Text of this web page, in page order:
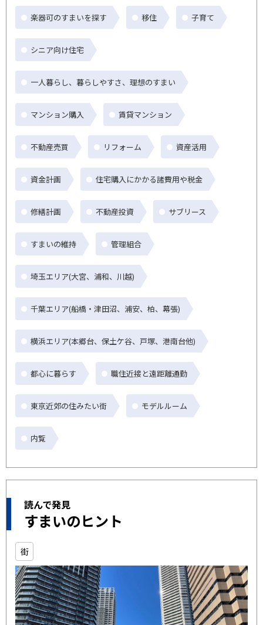
楽器可のすまいを探す 移住 子育て
シニア向け住宅
一人暮らし、暮らしやすさ、理想のすまい
マンション購入 賃貸マンション
不動産売買 リフォーム 資産活用
資金計画 住宅購入にかかる諸費用や税金
修繕計画 不動産投資 サブリース
すまいの維持 管理組合
埼玉エリア(大宮、浦和、川越)
千葉エリア(船橋・津田沼、浦安、柏、幕張)
横浜エリア(本郷台、保土ケ谷、戸塚、港南台他)
都心に暮らす 職住近接と遠距離通勤
東京近郊の住みたい街 モデルルーム
内覧
読んで発見
すまいのヒント
街